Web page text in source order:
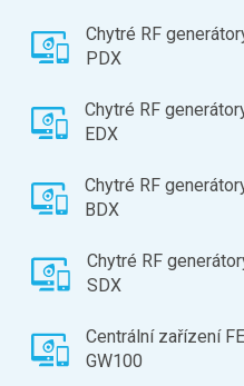
Chytré RF
PDX
Chytré RF
EDX
Chytré RF
BDX
Chytré RF
SDX
Centrální zařízení
GW100